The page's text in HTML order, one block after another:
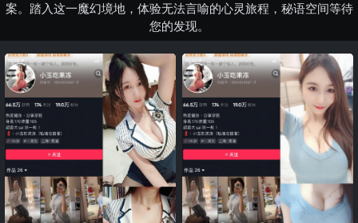
案。踏入这一魔幻境地，体验无法言喻的心灵旅程，秘语空间等待
您的发现。